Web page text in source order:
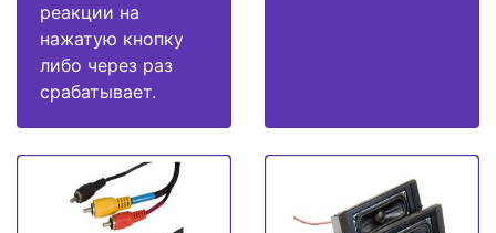
реакции на
нажатую кнопку
либо через раз
срабатывает.